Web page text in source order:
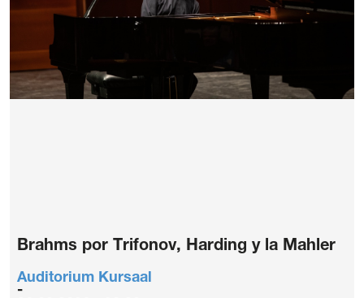
Conditions générales d’achat de billets
Brahms por Trifonov, Harding y la Mahler
Auditorium Kursaal